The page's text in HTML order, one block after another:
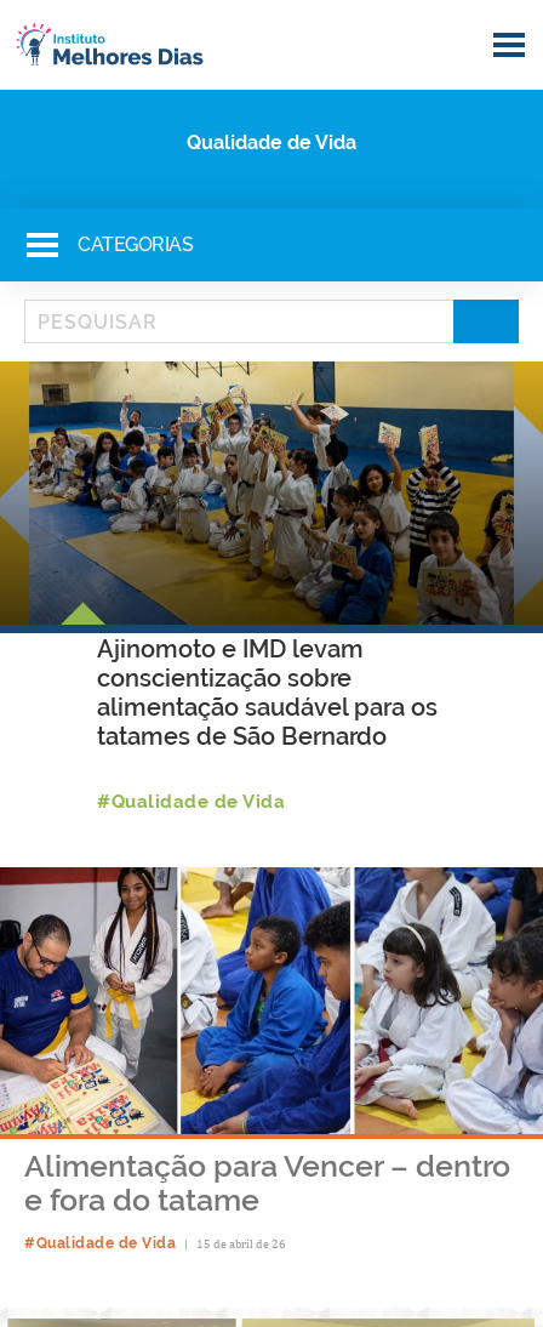
Qualidade de Vida
CATEGORIAS
Ajinomoto e IMD levam
conscientização sobre
alimentação saudável para os
tatames de São Bernardo
#Qualidade de Vida
Alimentação para Vencer – dentro
e fora do tatame
#Qualidade de Vida | 15 de abril de 26